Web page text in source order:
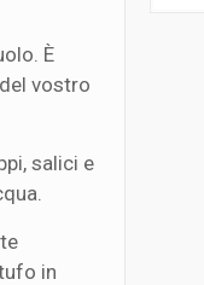
È
vostro
salici e
in